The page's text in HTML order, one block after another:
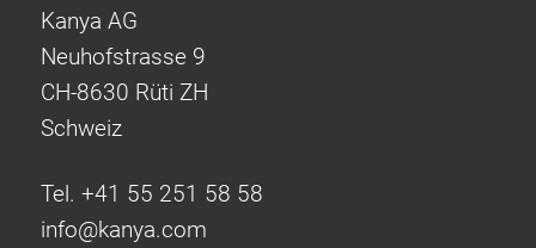
Kanya AG
Neuhofstrasse 9
CH-8630 Rüti ZH
Schweiz
Tel. +41 55 251 58 58
info@kanya.com